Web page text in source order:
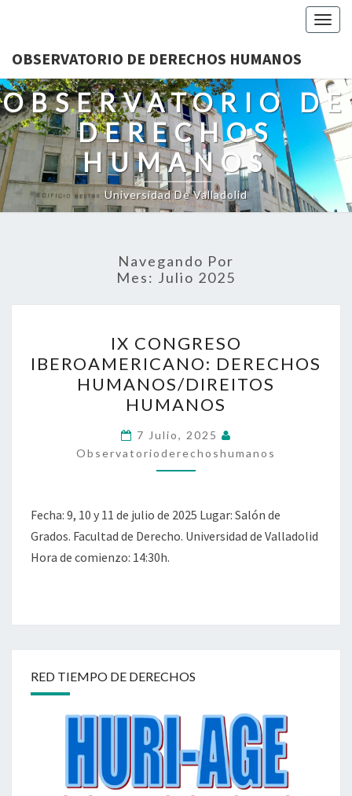
OBSERVATORIO DE DERECHOS HUMANOS
OBSERVATORIO DE
DERECHOS
HUMANOS
Universidad De Valladolid
Navegando Por
Mes: Julio 2025
CONGRESO
IBEROAMERICANO:
DERECHOS
HUMANOS/DIREITOS
HUMANOS
IX CONGRESO
IBEROAMERICANO: DERECHOS
HUMANOS/DIREITOS
HUMANOS
7 Julio, 2025
Observatorioderechoshumanos
Fecha: 9, 10 y 11 de julio de 2025 Lugar: Salón de
Grados. Facultad de Derecho. Universidad de Valladolid
Hora de comienzo: 14:30h.
RED TIEMPO DE DERECHOS